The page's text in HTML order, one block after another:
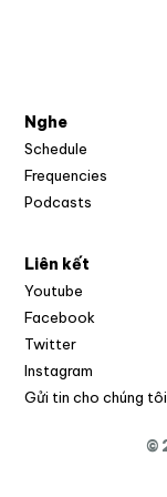
Nghe
Schedule
Frequencies
Podcasts
Liên kết
Youtube
Facebook
Twitter
Instagram
Gửi tin cho chúng tôi
©